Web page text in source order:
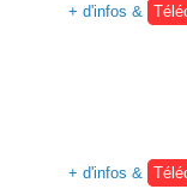
+ d'infos &
+ d'infos &